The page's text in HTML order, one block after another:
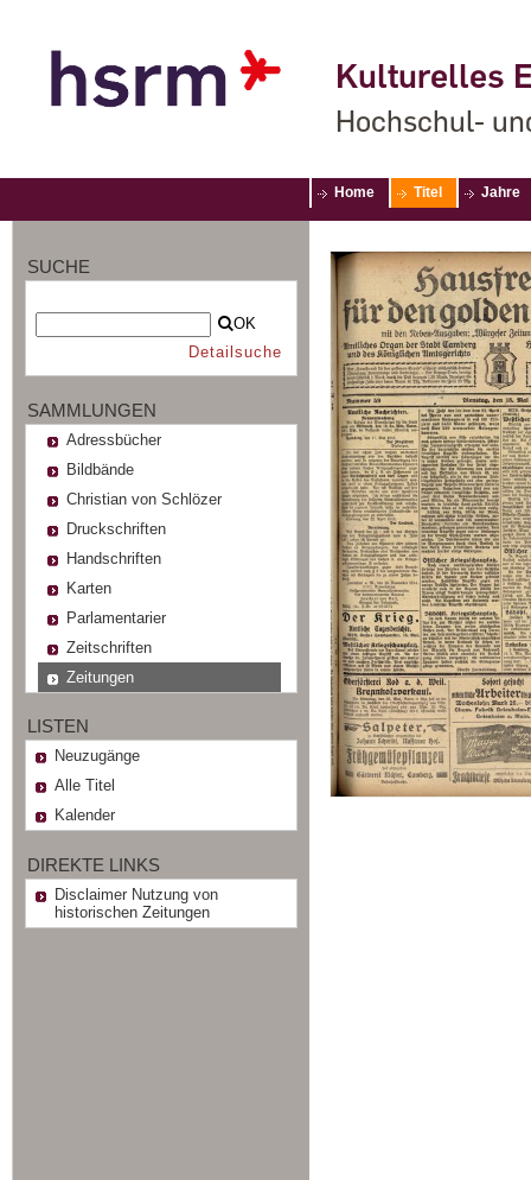
Kulturelles
Hochschul-
Home Titel Jahre
SUCHE
OK
Detailsuche
SAMMLUNGEN
Adressbücher
Bildbände
Christian von Schlözer
Druckschriften
Handschriften
Karten
Parlamentarier
Zeitschriften
Zeitungen
LISTEN
Neuzugänge
Alle Titel
Kalender
DIREKTE LINKS
Disclaimer Nutzung von
historischen Zeitungen